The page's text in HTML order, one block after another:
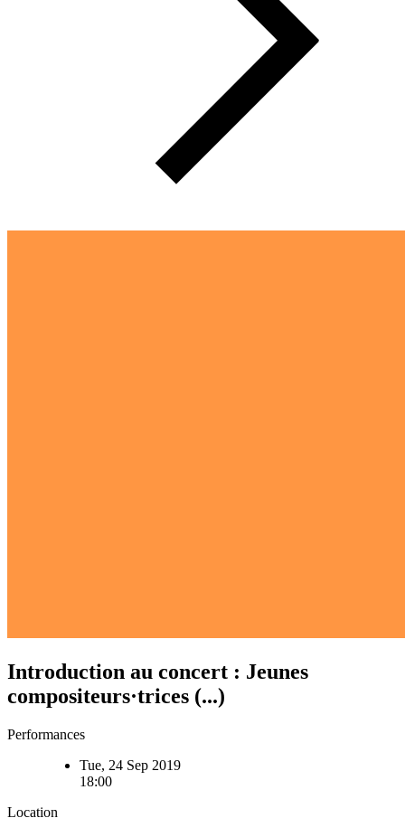
Introduction au concert : Jeunes
compositeurs·trices (...)
Performances
Tue, 24 Sep 2019
18:00
Location